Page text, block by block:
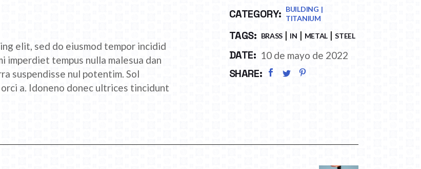
elit, sed do eiusmod tempor incidid
imperdiet tempus nulla malesua dan
suspendisse nul potentim. Sol
a. Idoneno donec ultrices tincidunt
CATEGORY: BUILDING
TITANIUM
TAGS: BRASS IN METAL STEEL
DATE: 10 de mayo de 2022
SHARE: